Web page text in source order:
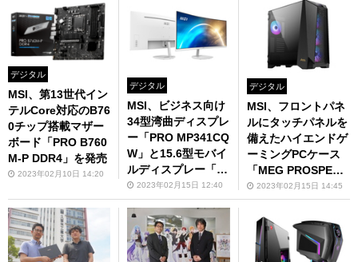
デジタル
MSI、第13世代イン
テルCore対応のB76
0チップ搭載マザー
ボード「PRO B760
M-P DDR4」を発売
2023年02月10日 14:20
デジタル
MSI、ビジネス向け
34型湾曲ディスプレ
ー「PRO MP341CQ
W」と15.6型モバイ
ルディスプレー「P
RO MP161」発表
2023年02月15日 12:40
デジタル
MSI、フロントパネ
ルにタッチパネルを
備えたハイエンドゲ
ーミングPCケース
「MEG PROSPECT
700R」発表
2023年02月15日 14:45